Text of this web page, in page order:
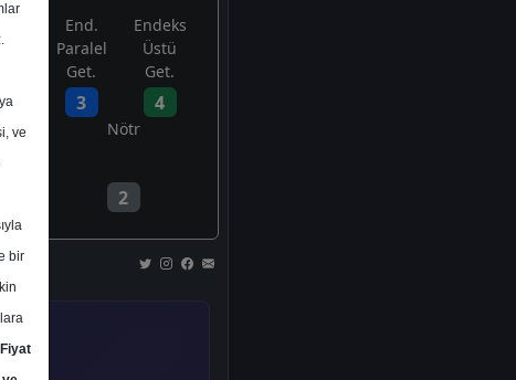
1
End.
Paralel
Get.
3
Endeks
Üstü
Get.
4
Nötr
2
ve
bir